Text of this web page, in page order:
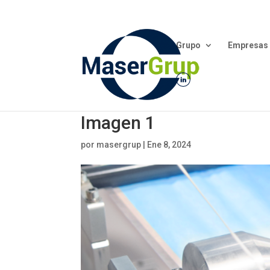
Grupo Empresas
Imagen 1
por masergrup Ene 8, 2024